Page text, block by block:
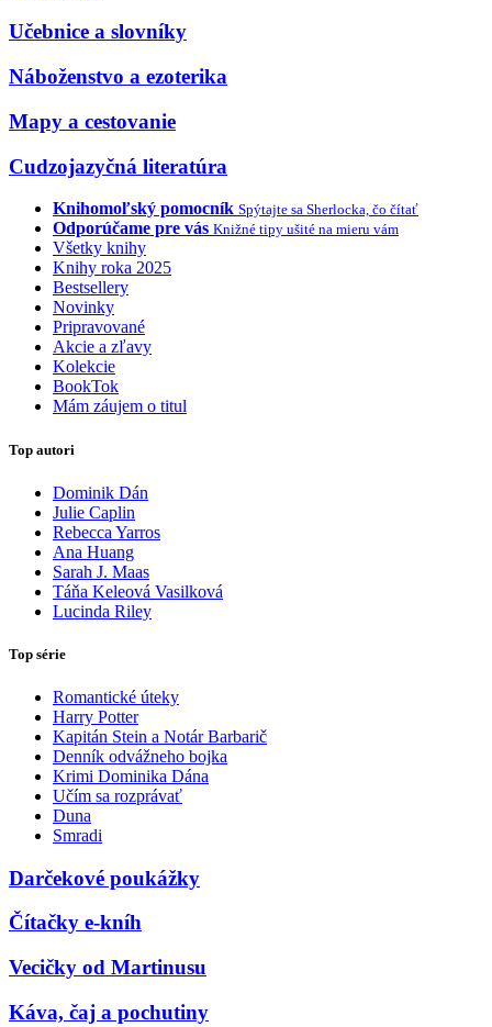
Učebnice a slovníky
Náboženstvo a ezoterika
Mapy a cestovanie
Cudzojazyčná literatúra
Knihomoľský pomocník Spýtajte sa Sherlocka, čo čítať
Odporúčame pre vás Knižné tipy ušité na mieru vám
Všetky knihy
Knihy roka 2025
Bestsellery
Novinky
Pripravované
Akcie a zľavy
Kolekcie
BookTok
Mám záujem o titul
Top autori
Dominik Dán
Julie Caplin
Rebecca Yarros
Ana Huang
Sarah J. Maas
Táňa Keleová Vasilková
Lucinda Riley
Top série
Romantické úteky
Harry Potter
Kapitán Stein a Notár Barbarič
Denník odvážneho bojka
Krimi Dominika Dána
Učím sa rozprávať
Duna
Smradi
Darčekové poukážky
Čítačky e-kníh
Vecičky od Martinusu
Káva, čaj a pochutiny